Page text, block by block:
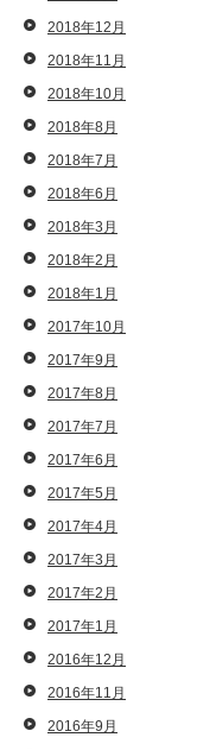
2018年12月
2018年11月
2018年10月
2018年8月
2018年7月
2018年6月
2018年3月
2018年2月
2018年1月
2017年10月
2017年9月
2017年8月
2017年7月
2017年6月
2017年5月
2017年4月
2017年3月
2017年2月
2017年1月
2016年12月
2016年11月
2016年9月